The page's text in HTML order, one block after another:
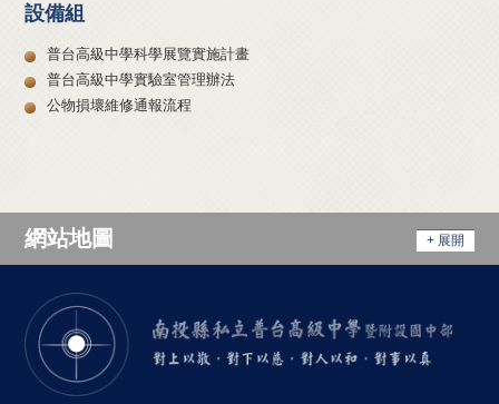
設備組
普台高級中學科學展覽實施計畫
普台高級中學實驗室管理辦法
公物損壞維修通報流程
網站地圖 + 展開